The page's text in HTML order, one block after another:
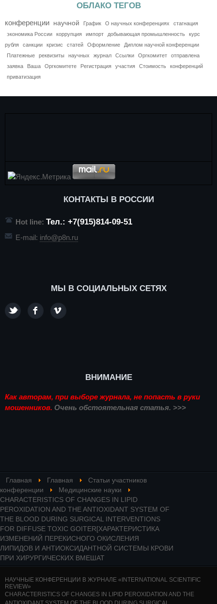
ОБЛАКО ТЕГОВ
конференции научной График О научных конференциях
стагнация
экономика России
коррупция импорт добывающая промышленность
курс
рубля
санкции кризис статей Оформление
Диплом научной конференции
Платежные
реквизиты научных журнал Ссылки Оргкомитет
отправлена
заявка
Ваша Оргкомитете Регистрация участия Стоимость
конференций
приватизация
КОНТАКТЫ В РОССИИ
Hot line: Тел.: +7(915)814-09-51
E-mail: info@p8n.ru
МЫ В СОЦИАЛЬНЫХ СЕТЯХ
ВНИМАНИЕ
Как авторам, при выборе журнала, не попасть в руки
мошенников. Очень обстоятельная статья. >>>
Главная Главная
Статьи участников
конференции
Медицинские науки
CHARACTERISTICS OF CHANGES IN LIPID
PEROXIDATION AND THE ANTIOXIDANT SYSTEM OF
THE BLOOD DURING SURGICAL INTERVENTIONS
FOR DIFFUSE TOXIC GOITER[ХАРАКТЕРИСТИКА
ИЗМЕНЕНИЙ ПЕРЕКИСНОГО ОКИСЛЕНИЯ
ЛИПИДОВ И АНТИОКСИДАНТНОЙ СИСТЕМЫ КРОВИ
ПРИ ХИРУРГИЧЕСКИХ ВМЕШАТ
НАУЧНЫЕ КОНФЕРЕНЦИИ В ЖУРНАЛЕ «INTERNATIONAL SCIENTIFIC
REVIEW»
CHARACTERISTICS OF CHANGES IN LIPID PEROXIDATION AND THE